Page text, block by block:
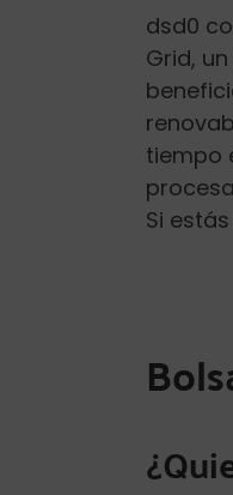
dsd0
Grid,
tiempo
Si